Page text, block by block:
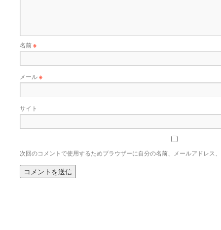
名前※
メール※
サイト
次回のコメントで使用するためブラウザーに自分の名前、メールアドレス